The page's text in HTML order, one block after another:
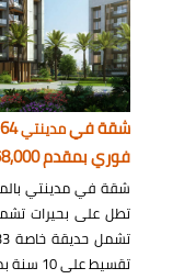
شقة فيمدينتي64 م
فوري بمقدم 358,000 ج
شقة في مدينتي
تشمل حديقة خاصة 33 متر
تقسيط على 10 سنة بمقدم 358,000 جنيه